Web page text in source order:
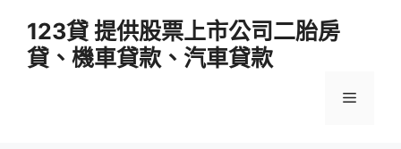
123貸 提供股票上市公司二胎房
貸、機車貸款、汽車貸款
選